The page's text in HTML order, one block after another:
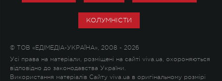
КОЛУМНІСТИ
© ТОВ «ЕДІМЕДІА-УКРАЇНА», 2008 - 2026
Усі права на матеріали, розміщені на сайті viva.ua, охороняються
відповідно до законодавства України.
Використання матеріалів Сайту viva.ua в оригінальному розмірі